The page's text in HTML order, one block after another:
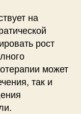
на
рост
может
так и